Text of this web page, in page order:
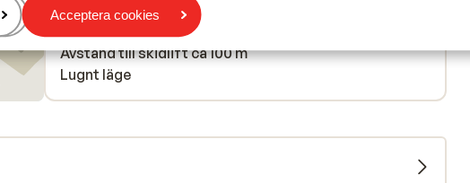
Acceptera cookies
Avstånd till flygplats lyon ca 198 km: geneve ca 150 km
Precis vid pisterna
Avstånd till skidlift ca 100 m
Lugnt läge